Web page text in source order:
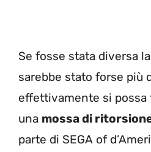
Se fosse stata diversa
sarebbe stato forse più
effettivamente si possa
una mossa di
parte di SEGA of